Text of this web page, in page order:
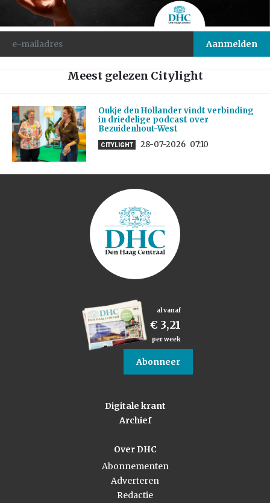
Meest gelezen Citylight
Oukje den Hollander vindt verbinding
in driedelige podcast over
Bezuidenhout-West
CITYLIGHT 28-07-2026 07:10
al vanaf
€ 3,21
per week
Abonneer
Digitale krant
Archief
Over DHC
Abonnementen
Adverteren
Redactie